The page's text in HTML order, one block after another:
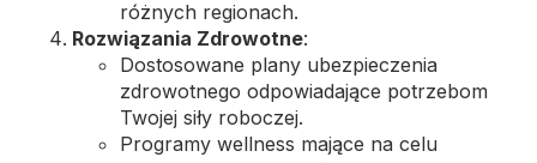
różnych regionach.
Rozwiązania Zdrowotne:
Dostosowane plany ubezpieczenia
zdrowotnego odpowiadające potrzebom
Twojej siły roboczej.
Programy wellness mające na celu